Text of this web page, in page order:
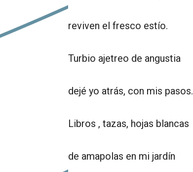
reviven el fresco estío.
Turbio ajetreo de angustia
dejé yo atrás, con mis pasos.
Libros , tazas, hojas blancas
de amapolas en mi jardín